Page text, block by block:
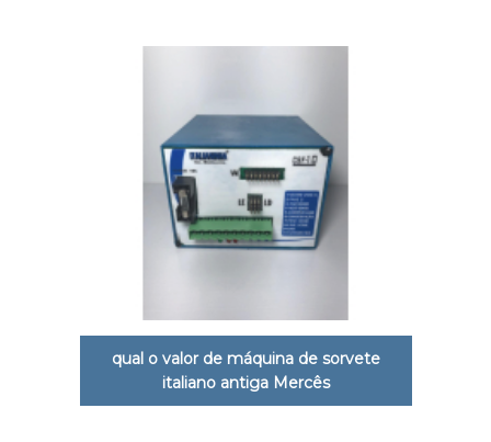
qual o valor de máquina de sorvete
italiano antiga Mercês